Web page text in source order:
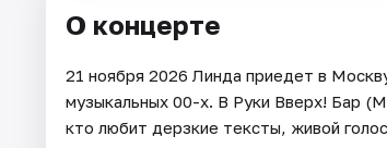
О концерте
21 ноября 2026 Линда приедет в
музыкальных 00-х. В Руки Вверх! Бар
кто любит дерзкие тексты, живой